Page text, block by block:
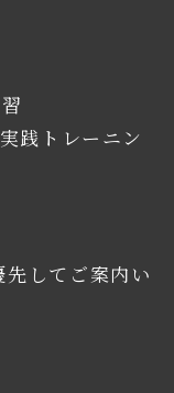
践トレーニン
してご案内い